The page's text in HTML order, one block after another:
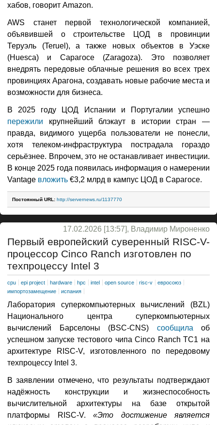
хабов, говорит Amazon.
AWS станет первой технологической компанией,
объявившей о строительстве ЦОД в провинции
Теруэль (Teruel), а также новых объектов в Уэске
(Huesca) и Сарагосе (Zaragoza). Это позволяет
внедрять передовые облачные решения во всех трех
провинциях Арагона, создавать новые рабочие места и
возможности для бизнеса.
В 2025 году ЦОД Испании и Португалии успешно
пережили крупнейший блэкаут в истории стран —
правда, видимого ущерба пользователи не понесли,
хотя телеком-инфраструктура пострадала гораздо
серьёзнее. Впрочем, это не останавливает инвестиции.
В конце 2025 года появилась информация о намерении
Vantage вложить €3,2 млрд в кампус ЦОД в Сарагосе.
Постоянный URL: http://servernews.ru/1137770
17.02.2026 [13:57], Владимир Мироненко
Первый европейский суверенный RISC-V-
процессор Cinco Ranch изготовлен по
техпроцессу Intel 3
cpu epi project hardware hpc intel open source risc-v
евросоюз
импортозамещение
испания
Лаборатория суперкомпьютерных вычислений (BZL)
Национального центра суперкомпьютерных
вычислений Барселоны (BSC-CNS) сообщила об
успешном запуске тестового чипа Cinco Ranch TC1 на
архитектуре RISC-V, изготовленного по передовому
техпроцессу Intel 3.
В заявлении отмечено, что результаты подтверждают
надёжность конструкции и жизнеспособность
вычислительной архитектуры на базе открытой
платформы RISC-V. «Это достижение является